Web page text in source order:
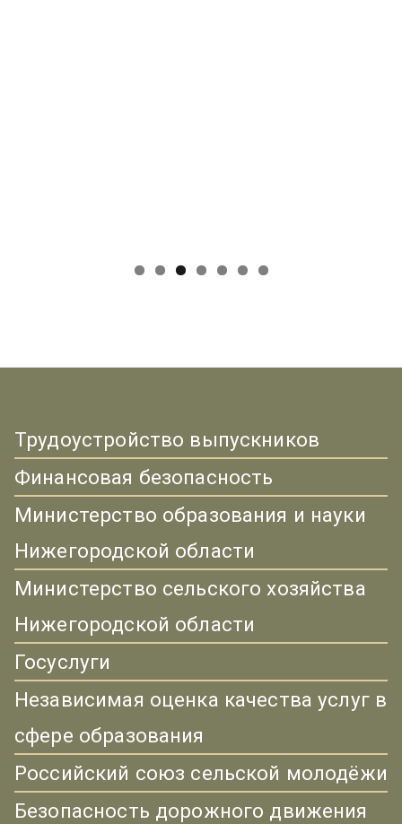
Трудоустройство выпускников
Финансовая безопасность
Министерство образования и науки
Нижегородской области
Министерство сельского хозяйства
Нижегородской области
Госуслуги
Независимая оценка качества услуг в
сфере образования
Российский союз сельской молодёжи
Безопасность дорожного движения